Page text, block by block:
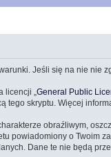
Jeśli się na nie nie
„ General Public
tego skryptu. Więcej
obraźliwym,
powiadomiony o Twoim
Dane te nie będą